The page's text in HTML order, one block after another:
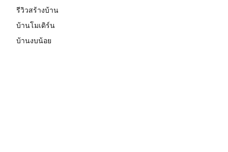
รีวิวสร้างบ้าน
บ้านโมเดิร์น
บ้านงบน้อย